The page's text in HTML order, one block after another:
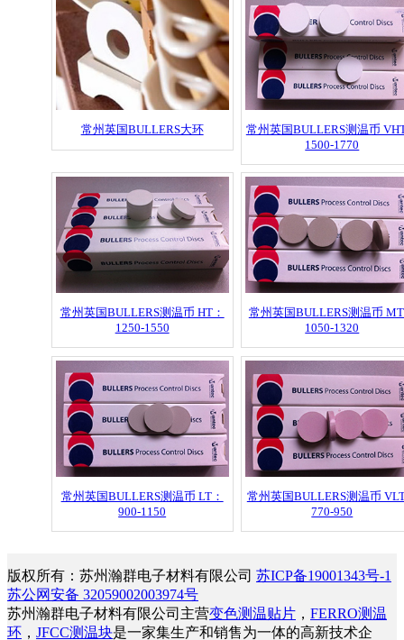
常州英国BULLERS大环
常州英国BULLERS测温币
1500-1770
常州英国BULLERS测温币 HT：
1250-1550
常州英国BULLERS测温币
1050-1320
常州英国BULLERS测温币 LT：
900-1150
常州英国BULLERS测温币
770-950
版权所有：苏州瀚群电子材料有限公司 苏ICP备19001343号-1
苏公网安备 32059002003974号
苏州瀚群电子材料有限公司主营变色测温贴片 ， FERRO测温
环 ， JFCC测温块是一家集生产和销售为一体的高新技术企